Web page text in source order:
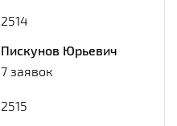
2514
Пискунов Юрьевич
7 заявок
2515